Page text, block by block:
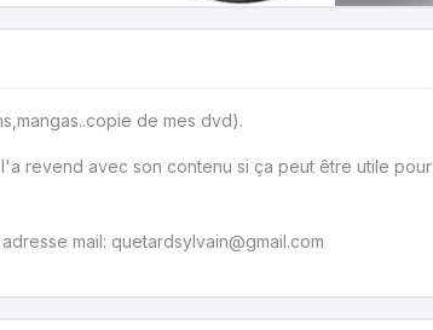
de mes dvd).
revend avec son contenu si ça peut être utile pour
mail: quetardsylvain@gmail.com